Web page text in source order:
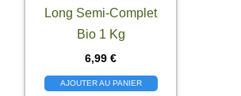
Long Semi-Complet
Bio 1 Kg
6,99 €
AJOUTER AU PANIER